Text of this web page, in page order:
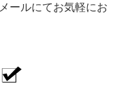
ールにてお気軽にお